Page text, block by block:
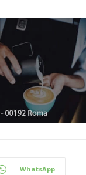
WhatsApp